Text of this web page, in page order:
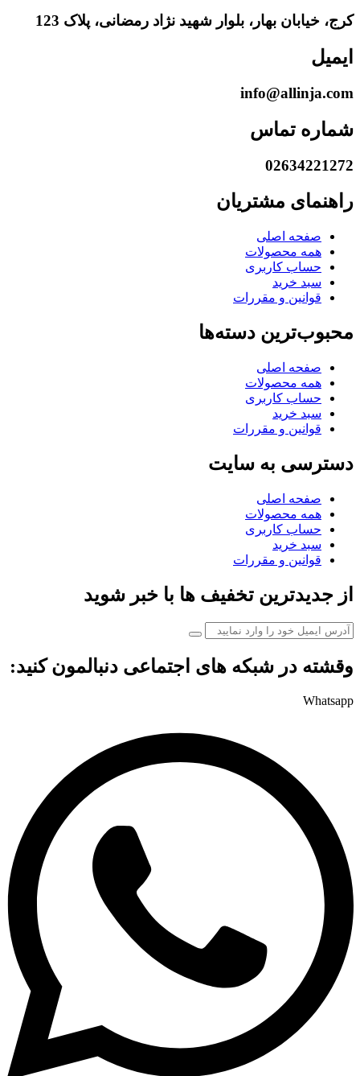
کرج، خیابان بهار، بلوار شهید نژاد رمضانی، پلاک 123
ایمیل
info@allinja.com
شماره تماس
02634221272
راهنمای مشتریان
صفحه اصلی
همه محصولات
حساب کاربری
سبد خرید
قوانین و مقررات
محبوب‌ترین دسته‌ها
صفحه اصلی
همه محصولات
حساب کاربری
سبد خرید
قوانین و مقررات
دسترسی به سایت
صفحه اصلی
همه محصولات
حساب کاربری
سبد خرید
قوانین و مقررات
از جدیدترین تخفیف ها با خبر شوید
وقشته در شبکه های اجتماعی دنبالمون کنید:
Whatsapp